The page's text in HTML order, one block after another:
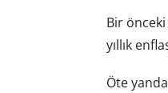
Bir
yıllık
Öte